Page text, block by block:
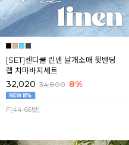
[SET]센디쿨 린넨 날개소매 뒷밴딩
랩 치마바지세트
32,020 34,800 8%
F(44-66반)